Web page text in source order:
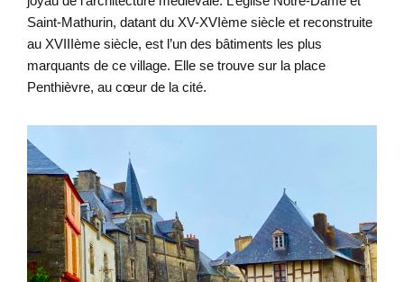
Saint-Mathurin, datant du XV-XVIème siècle et reconstruite
au XVIIIème siècle, est l’un des bâtiments les plus
marquants de ce village. Elle se trouve sur la place
Penthièvre, au cœur de la cité.